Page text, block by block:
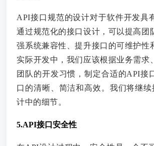
API接口规范的设计对于软件开发具
通过规范化的接口设计，可以提高团
强系统兼容性、提升接口的可维护性
实际开发中，我们应该根据业务需求
团队的开发习惯，制定合适的API接
口的清晰、简洁和高效。我们将继
计中的细节。
5.API接口安全性